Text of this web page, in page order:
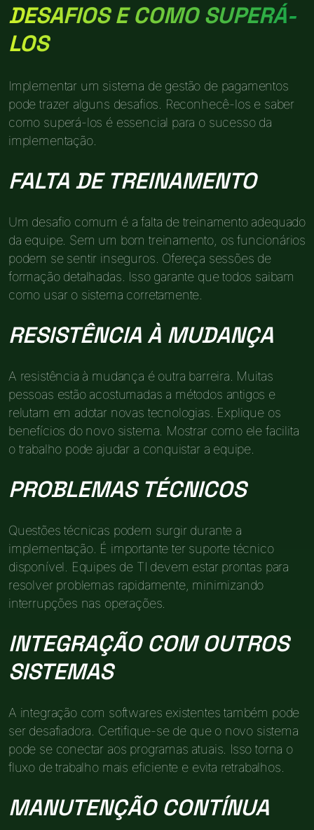
DESAFIOS E COMO SUPERÁ-
LOS
Implementar um sistema de gestão de pagamentos
pode trazer alguns desafios. Reconhecê-los e saber
como superá-los é essencial para o sucesso da
implementação.
FALTA DE TREINAMENTO
Um desafio comum é a falta de treinamento adequado
da equipe. Sem um bom treinamento, os funcionários
podem se sentir inseguros. Ofereça sessões de
formação detalhadas. Isso garante que todos saibam
como usar o sistema corretamente.
RESISTÊNCIA À MUDANÇA
A resistência à mudança é outra barreira. Muitas
pessoas estão acostumadas a métodos antigos e
relutam em adotar novas tecnologias. Explique os
benefícios do novo sistema. Mostrar como ele facilita
o trabalho pode ajudar a conquistar a equipe.
PROBLEMAS TÉCNICOS
Questões técnicas podem surgir durante a
implementação. É importante ter suporte técnico
disponível. Equipes de TI devem estar prontas para
resolver problemas rapidamente, minimizando
interrupções nas operações.
INTEGRAÇÃO COM OUTROS
SISTEMAS
A integração com softwares existentes também pode
ser desafiadora. Certifique-se de que o novo sistema
pode se conectar aos programas atuais. Isso torna o
fluxo de trabalho mais eficiente e evita retrabalhos.
MANUTENÇÃO CONTÍNUA